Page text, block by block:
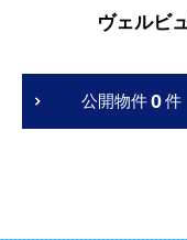
ヴェルビ
公開物件0件